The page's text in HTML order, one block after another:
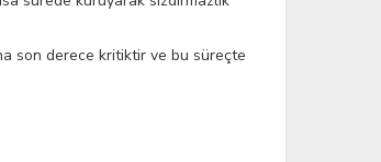
son derece kritiktir ve bu süreçte